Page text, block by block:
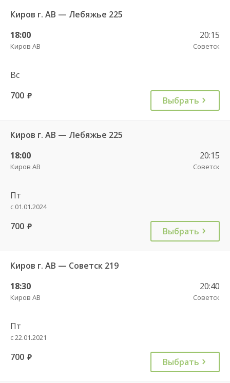
Киров г. АВ — Лебяжье 225
18:00
Киров АВ
20:15
Советск
Вс
700 руб. Выбрать
Киров г. АВ — Лебяжье 225
18:00
Киров АВ
20:15
Советск
Пт
с 01.01.2024
700 руб. Выбрать
Киров г. АВ — Советск 219
18:30
Киров АВ
20:40
Советск
Пт
с 22.01.2021
700 руб. Выбрать